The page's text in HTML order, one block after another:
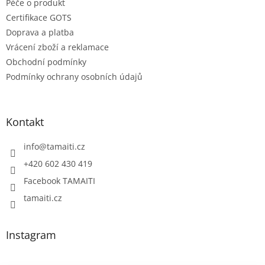
Péče o produkt
Certifikace GOTS
Doprava a platba
Vrácení zboží a reklamace
Obchodní podmínky
Podmínky ochrany osobních údajů
Kontakt
info@tamaiti.cz
+420 602 430 419
Facebook TAMAITI
tamaiti.cz
Instagram